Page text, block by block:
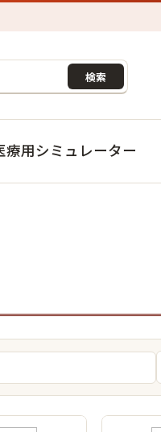
検索
療用シミュレーター